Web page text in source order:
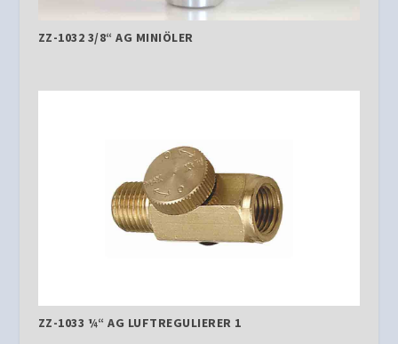
ZZ-1032 3/8“ AG MINIÖLER
ZZ-1033 ¼“ AG LUFTREGULIERER 1